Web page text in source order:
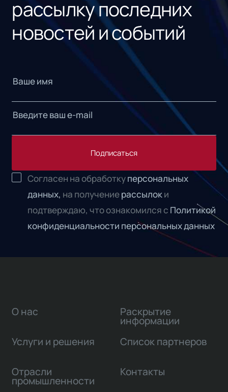
рассылку последних
новостей и событий
Подписаться
Согласен на обработкуперсональных
данных, на получениерассылоки
подтверждаю, что ознакомился с Политикой
конфиденциальности персональных данных
О нас
Услуги и решения
Отрасли
промышленности
Раскрытие
информации
Список партнеров
Контакты